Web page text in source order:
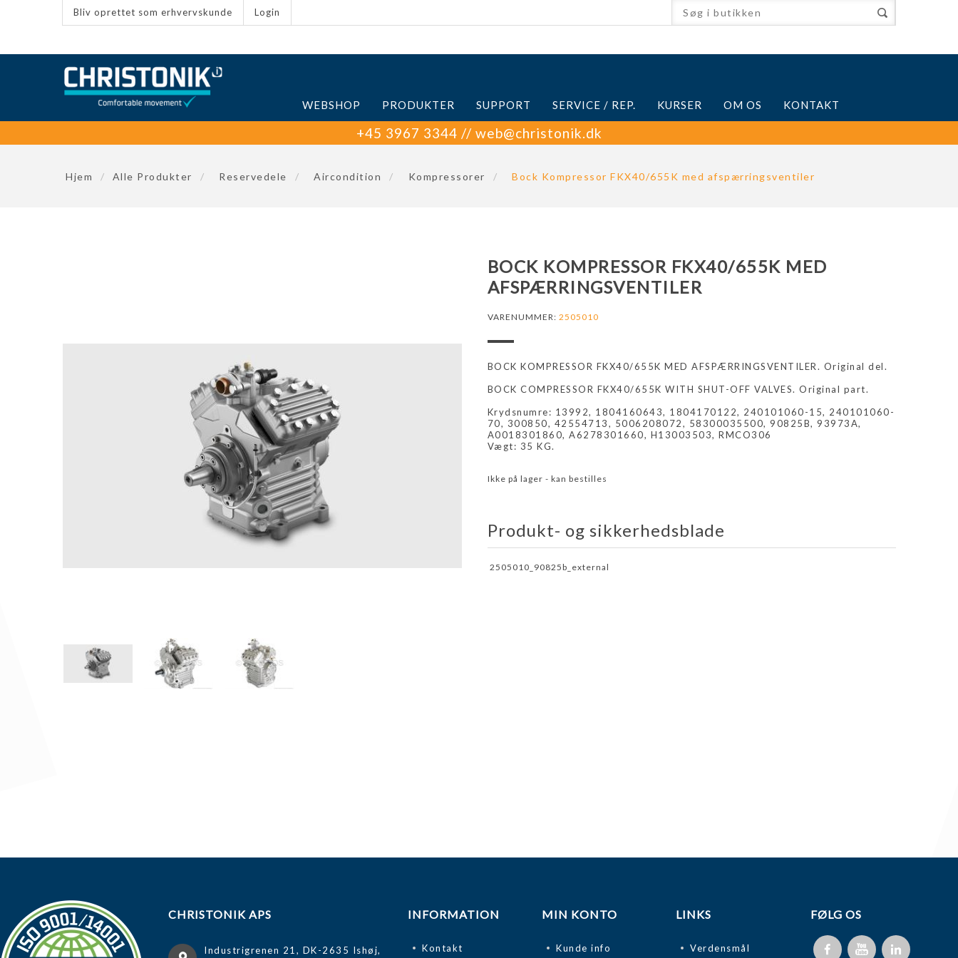
Bliv oprettet som erhvervskunde Login
WEBSHOP PRODUKTER SUPPORT SERVICE / REP. KURSER OM OS KONTAKT
+45 3967 3344 // web@christonik.dk
Hjem / Alle Produkter / Reservedele / Aircondition / Kompressorer / Bock Kompressor FKX40/655K med afspærringsventiler
BOCK KOMPRESSOR FKX40/655K MED
AFSPÆRRINGSVENTILER
VARENUMMER: 2505010
BOCK KOMPRESSOR FKX40/655K MED AFSPÆRRINGSVENTILER. Original del.
BOCK COMPRESSOR FKX40/655K WITH SHUT-OFF VALVES. Original part.
Krydsnumre: 13992, 1804160643, 1804170122, 240101060-15, 240101060-
70, 300850, 42554713, 5006208072, 58300035500, 90825B, 93973A,
A0018301860, A6278301660, H13003503, RMCO306
Vægt: 35 KG.
Ikke på lager - kan bestilles
Produkt- og sikkerhedsblade
2505010_90825b_external
CHRISTONIK APS
Industrigrenen 21, DK-2635 Ishøj,
INFORMATION
Kontakt
MIN KONTO
Kunde info
LINKS
Verdensmål
FØLG OS